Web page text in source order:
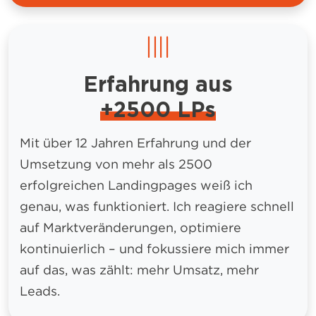
Erfahrung aus
+2500 LPs
Mit über 12 Jahren Erfahrung und der
Umsetzung von mehr als 2500
erfolgreichen Landingpages weiß ich
genau, was funktioniert. Ich reagiere schnell
auf Marktveränderungen, optimiere
kontinuierlich – und fokussiere mich immer
auf das, was zählt: mehr Umsatz, mehr
Leads.